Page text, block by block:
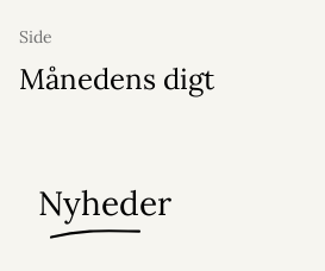
Side
Månedens digt
Nyheder